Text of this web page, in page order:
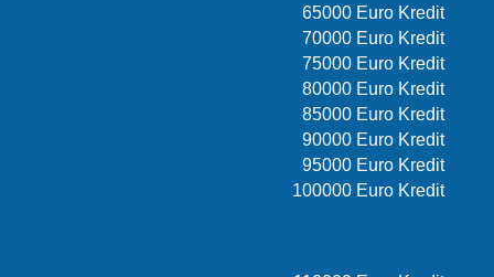
65000 Euro Kredit
70000 Euro Kredit
75000 Euro Kredit
80000 Euro Kredit
85000 Euro Kredit
90000 Euro Kredit
95000 Euro Kredit
100000 Euro Kredit